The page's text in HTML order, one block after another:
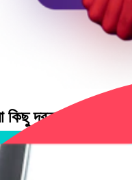
দরকার সবই এখানে
TikTok ইনসাইটের মাধ্যমে